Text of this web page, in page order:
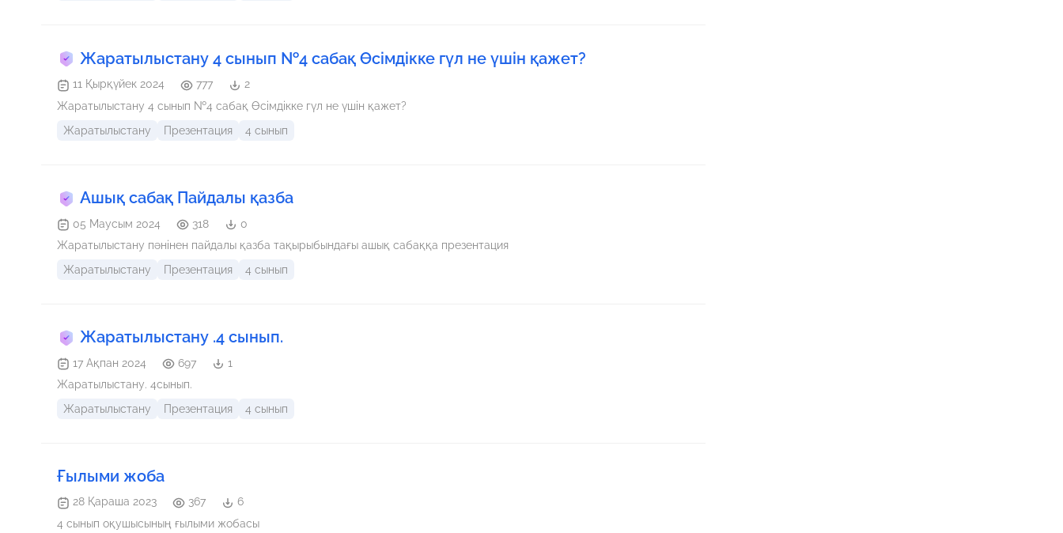
Жаратылыстану 4 сынып №4 сабақ Өсімдікке гүл не үшін қажет?
11 Қырқүйек 2024 777
2
Жаратылыстану 4 сынып №4 сабақ Өсімдікке гүл не үшін қажет?
Жаратылыстану
Презентация 4 сынып
Ашық сабақ Пайдалы қазба
05 Маусым 2024 318
0
Жаратылыстану пәнінен пайдалы қазба тақырыбындағы ашық сабаққа презентация
Жаратылыстану
Презентация 4 сынып
Жаратылыстану .4 сынып.
17 Ақпан 2024 697
1
Жаратылыстану. 4сынып.
Жаратылыстану
Презентация 4 сынып
Ғылыми жоба
28 Қараша 2023 367
6
4 сынып оқушысының ғылыми жобасы